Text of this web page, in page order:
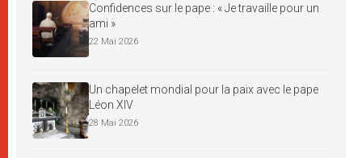
Confidences sur le pape : « Je travaille pour un
ami »
22 Mai 2026
Un chapelet mondial pour la paix avec le pape
Léon XIV
28 Mai 2026